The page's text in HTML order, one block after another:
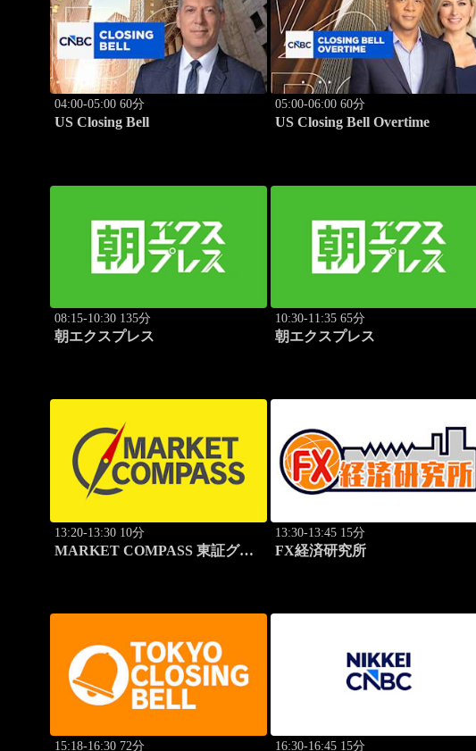
04:00-05:00 60分
US Closing Bell
05:00-06:00 60分
US Closing Bell Overtime
08:15-10:30 135分
朝エクスプレス
10:30-11:35 65分
朝エクスプレス
13:20-13:30 10分
MARKET COMPASS 東証グロ
13:30-13:45 15分
FX経済研究所
15:18-16:30 72分 16:30-16:45 15分